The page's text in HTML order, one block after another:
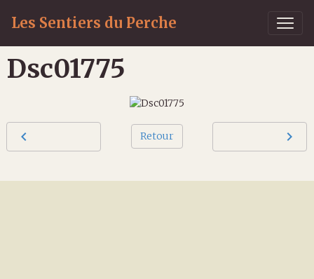
Les Sentiers du Perche
Dsc01775
Retour